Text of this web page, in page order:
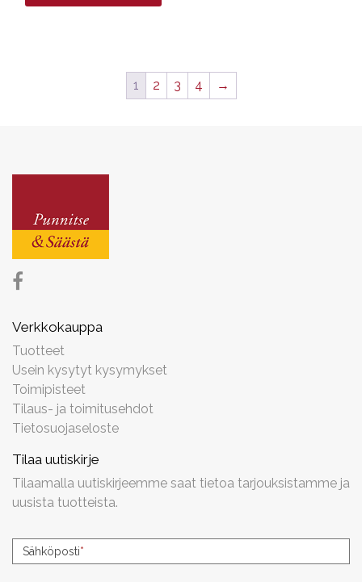
1 2 3 4 →
Verkkokauppa
Tuotteet
Usein kysytyt kysymykset
Toimipisteet
Tilaus- ja toimitusehdot
Tietosuojaseloste
Tilaa uutiskirje
Tilaamalla uutiskirjeemme saat tietoa tarjouksistamme ja
uusista tuotteista.
Uutiskirjeen
tilaus
Sähköposti*